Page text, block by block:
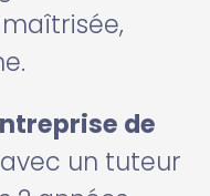
de
avec un tuteur